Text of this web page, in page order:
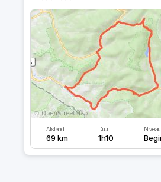
Afstand
69 km
Duur
1h10
Niveau